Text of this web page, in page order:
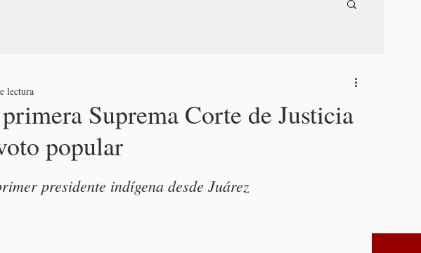
Suprema Corte de Justicia
popular
lectura
presidente indígena desde Juárez